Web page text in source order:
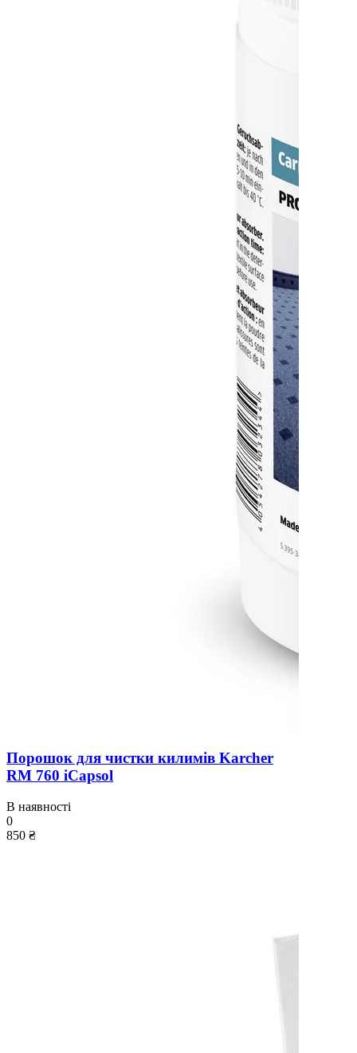
Порошок для чистки килимів Karcher
RM 760 iCapsol
В наявності
0
850 ₴